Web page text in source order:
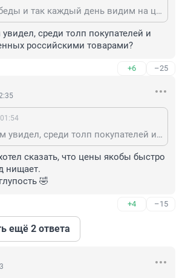
А мы эти победы и так каждый день видим на ценниках в магазине
среди толп покупателей и
российскими товарами?
+6 –25
И чего ты там увидел, среди толп покупателей и полок, заваленных российскими товарами?
сказать, что цены якобы быстро
нищает.
🤣
+4 –15
ещё 2 ответа